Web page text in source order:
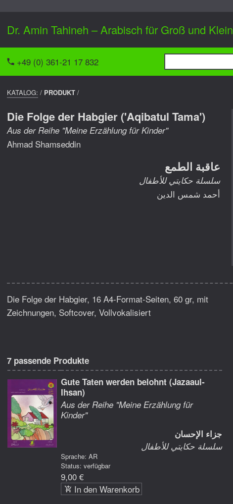
Dr. Amin Tahineh – Arabisch für Groß und Klein
+49 (0) 361-21 17 832
BREADCRUMP
NAVIGATION
KATALOG: / PRODUKT /
Die Folge der Habgier ('Aqibatul Tama')
Aus der Reihe "Meine Erzählung für Kinder"
Ahmad Shamseddin
عاقبة الطمع
سلسلة حكايتي للأطفال
أحمد شمس الدين
Die Folge der Habgier, 16 A4-Format-Seiten, 60 gr, mit
Zeichnungen, Softcover, Vollvokalisiert
7 passende Produkte
Gute Taten werden belohnt (Jazaaul-
Ihsan)
Aus der Reihe "Meine Erzählung für
Kinder"
جزاء الإحسان
سلسلة حكايتي للأطفال
Sprache: AR
Status: verfügbar
9,00 €
In den Warenkorb